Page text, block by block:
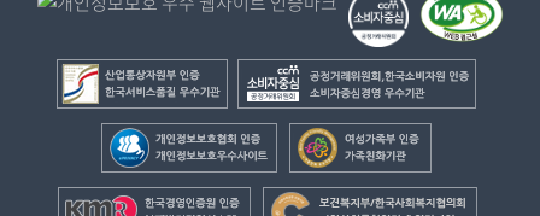
산
업
통
상
자
공
정
거
래
위
개
인
정
여
성
가
한 보